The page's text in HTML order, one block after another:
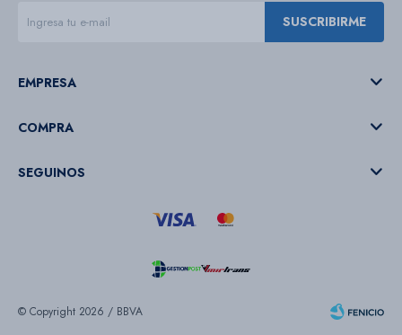
SUSCRIBIRME
EMPRESA
COMPRA
SEGUINOS
© Copyright 2026 / BBVA